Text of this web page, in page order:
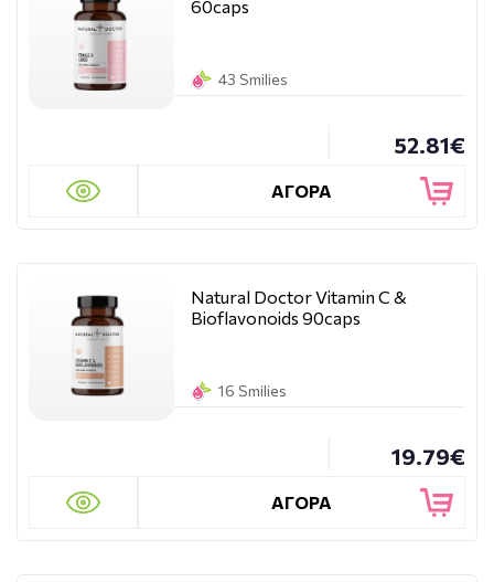
60caps
43 Smilies
52.81€
ΑΓΟΡΑ
Natural Doctor Vitamin C &
Bioflavonoids 90caps
16 Smilies
19.79€
ΑΓΟΡΑ